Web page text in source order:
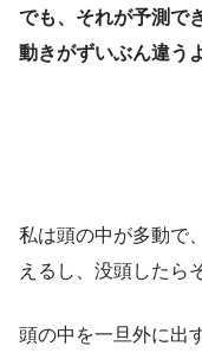
でも、それが予測で
動きがずいぶん違う
私は頭の中が多動で
えるし、没頭したら
頭の中を一旦外に出